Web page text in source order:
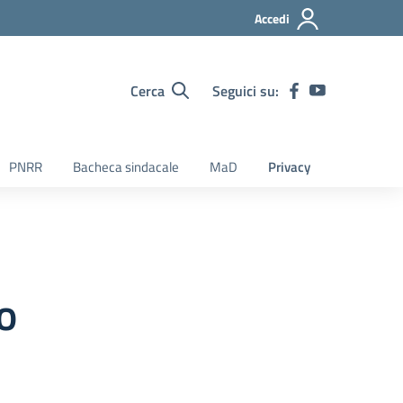
Accedi
Cerca Seguici su:
PNRR Bacheca sindacale MaD Privacy